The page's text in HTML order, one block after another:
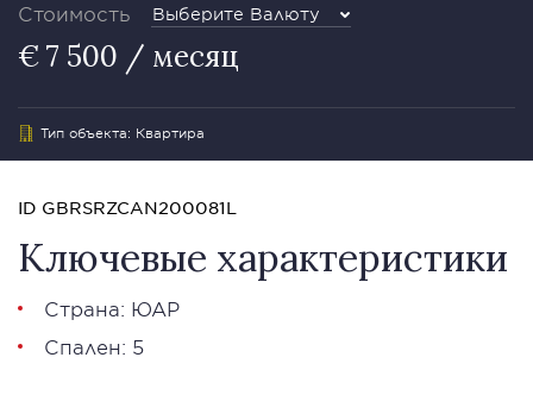
Стоимость Выберите Валюту
€ 7 500 / месяц
Тип объекта: Квартира
ID GBRSRZCAN200081L
Ключевые характеристики
Страна: ЮАР
Спален: 5